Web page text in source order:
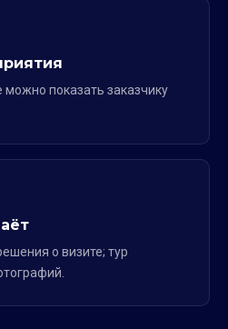
показать заказчику
о визите; тур